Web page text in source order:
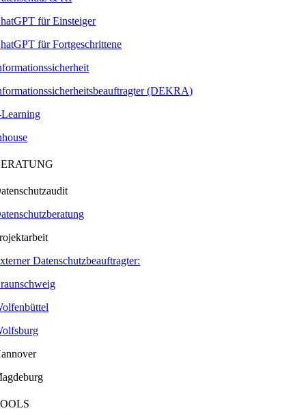
für Einsteiger
für Fortgeschrittene
(DEKRA)
Learning
Datenschutzbeauftragter: